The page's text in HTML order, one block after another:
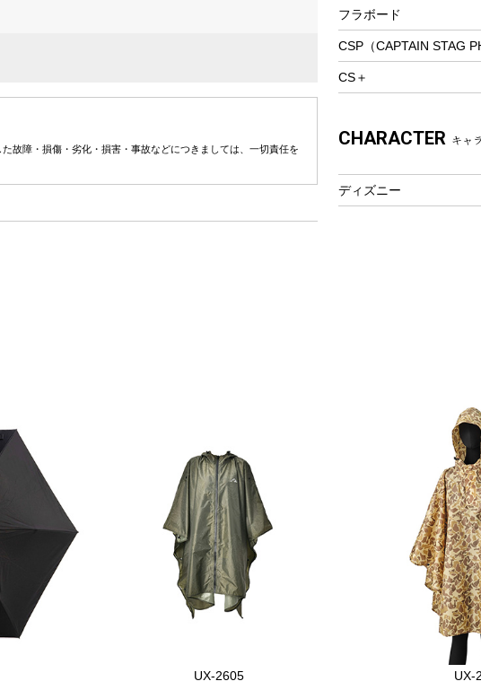
故障・損傷・劣化・損害・事故などにつきましては、一切責任を
プレイグッズ
ウェルネス
フィットネス
アクセサリー
フラボード
CSP（CAPTAIN STAG
CS＋
CHARACTER キャ
ディズニー
UX-2605
UX-